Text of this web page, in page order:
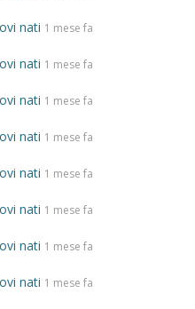
nati 1 mese fa
nati 1 mese fa
nati 1 mese fa
nati 1 mese fa
nati 1 mese fa
nati 1 mese fa
nati 1 mese fa
nati 1 mese fa